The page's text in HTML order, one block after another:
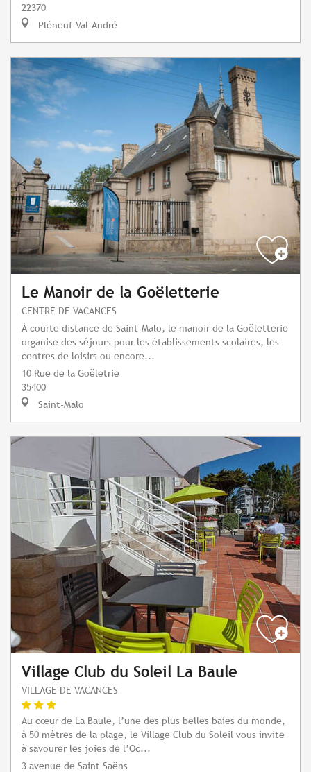
22370
Pléneuf-Val-André
Le Manoir de la Goëletterie
CENTRE DE VACANCES
À courte distance de Saint-Malo, le manoir de la Goëletterie
organise des séjours pour les établissements scolaires, les
centres de loisirs ou encore...
10 Rue de la Goëletrie
35400
Saint-Malo
Village Club du Soleil La Baule
VILLAGE DE VACANCES
Au cœur de La Baule, l’une des plus belles baies du monde,
à 50 mètres de la plage, le Village Club du Soleil vous invite
à savourer les joies de l’Oc...
3 avenue de Saint Saëns